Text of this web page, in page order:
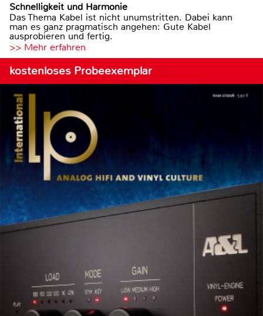
Schnelligkeit und Harmonie
Das Thema Kabel ist nicht unumstritten. Dabei kann
man es ganz pragmatisch angehen: Gute Kabel
ausprobieren und fertig.
>> Mehr erfahren
kostenloses Probeexemplar